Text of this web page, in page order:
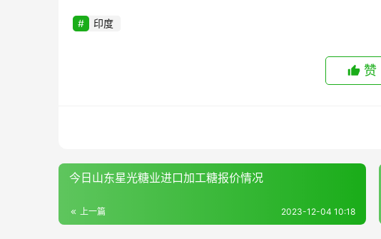
印度
赞
今日山东星光糖业进口加工糖报价情况
上一篇 2023-12-04 10:18